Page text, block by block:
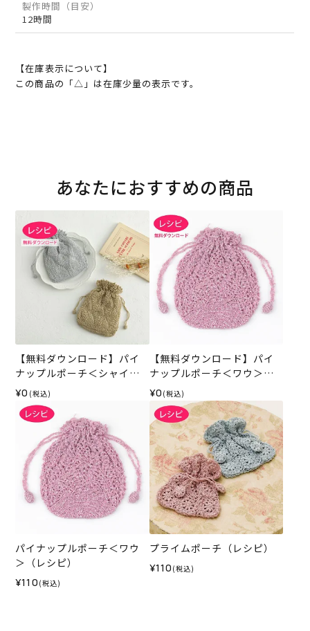
製作時間（目安）
12時間
【在庫表示について】
この商品の「△」は在庫少量の表示です。
あなたにおすすめの商品
【無料ダウンロード】パイ
ナップルポーチ＜シャイニ
ーフィル＞（レシピ）
¥0 (税込)
【無料ダウンロード】パイ
ナップルポーチ＜ワウ＞
（レシピ）
¥0 (税込)
パイナップルポーチ＜ワウ
＞（レシピ）
¥110 (税込)
プライムポーチ（レシピ）
¥110 (税込)